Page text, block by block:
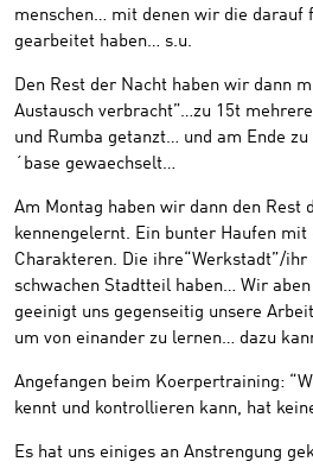
menschen… mit denen wir die darauf
gearbeitet haben… s.u.
Den Rest der Nacht haben wir dann
Austausch verbracht”…zu 15t
und Rumba getanzt… und am Ende
´base gewaechselt…
Am Montag haben wir dann den Rest
kennengelernt. Ein bunter Haufen
Charakteren. Die ihre“Werkstadt”/ihr
schwachen Stadtteil haben… Wir
geeinigt uns gegenseitig unsere
um von einander zu lernen… dazu
Angefangen beim Koerpertraining:
kennt und kontrollieren kann, hat
Es hat uns einiges an Anstrengung